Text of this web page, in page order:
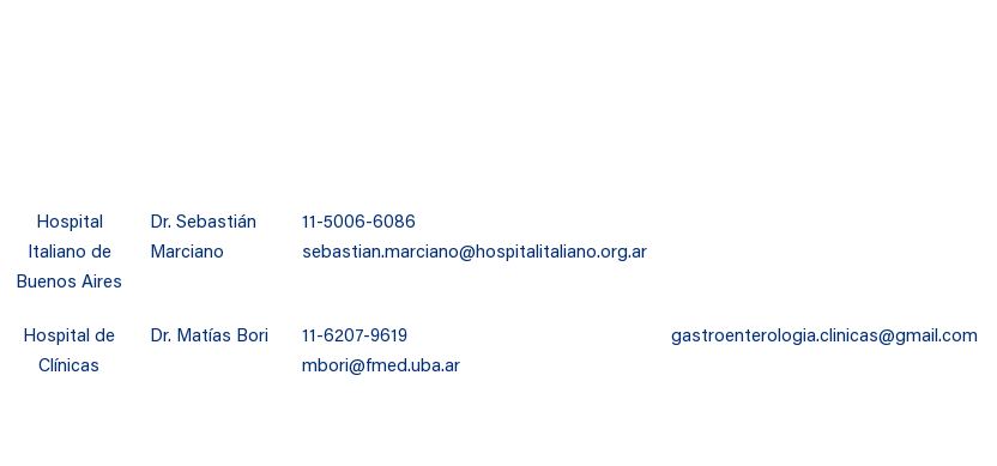
Hospital
Italiano de
Buenos Aires
Dr. Sebastián
Marciano
11-5006-6086
sebastian.marciano@hospitalitaliano.org.ar
Hospital de
Clínicas
Dr. Matías Bori
11-6207-9619
mbori@fmed.uba.ar
gastroenterologia.clinicas@gmail.com